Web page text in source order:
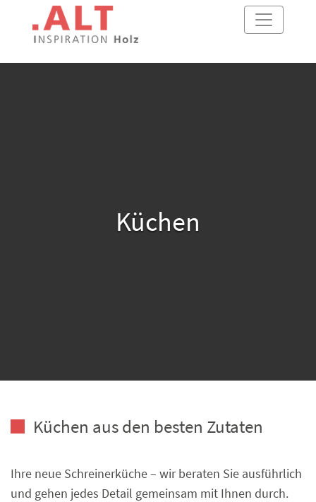
Küchen
Küchen aus den besten Zutaten
Ihre neue Schreinerküche – wir beraten Sie ausführlich
und gehen jedes Detail gemeinsam mit Ihnen durch.